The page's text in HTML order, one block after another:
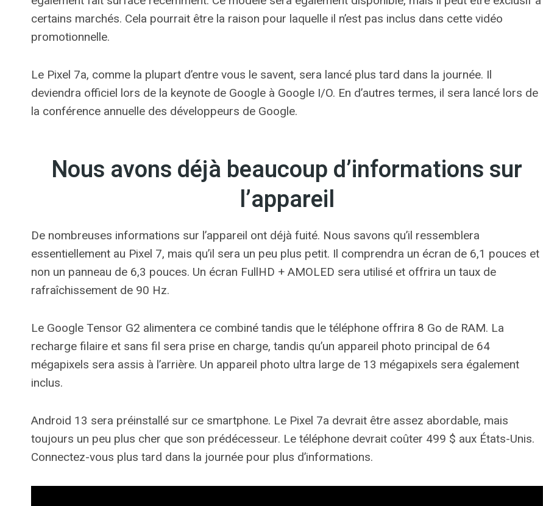
certains marchés. Cela pourrait être la raison pour laquelle il n’est pas inclus dans cette vidéo
promotionnelle.
Le Pixel 7a, comme la plupart d’entre vous le savent, sera lancé plus tard dans la journée. Il
deviendra officiel lors de la keynote de Google à Google I/O. En d’autres termes, il sera lancé lors de
la conférence annuelle des développeurs de Google.
Nous avons déjà beaucoup d’informations sur
l’appareil
De nombreuses informations sur l’appareil ont déjà fuité. Nous savons qu’il ressemblera
essentiellement au Pixel 7, mais qu’il sera un peu plus petit. Il comprendra un écran de 6,1 pouces et
non un panneau de 6,3 pouces. Un écran FullHD + AMOLED sera utilisé et offrira un taux de
rafraîchissement de 90 Hz.
Le Google Tensor G2 alimentera ce combiné tandis que le téléphone offrira 8 Go de RAM. La
recharge filaire et sans fil sera prise en charge, tandis qu’un appareil photo principal de 64
mégapixels sera assis à l’arrière. Un appareil photo ultra large de 13 mégapixels sera également
inclus.
Android 13 sera préinstallé sur ce smartphone. Le Pixel 7a devrait être assez abordable, mais
toujours un peu plus cher que son prédécesseur. Le téléphone devrait coûter 499 $ aux États-Unis.
Connectez-vous plus tard dans la journée pour plus d’informations.